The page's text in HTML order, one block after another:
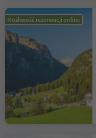
Możliwość rezerwacji online